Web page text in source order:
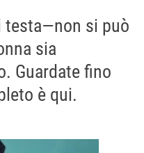
testa—non si può
sia
Guardate fino
è qui.